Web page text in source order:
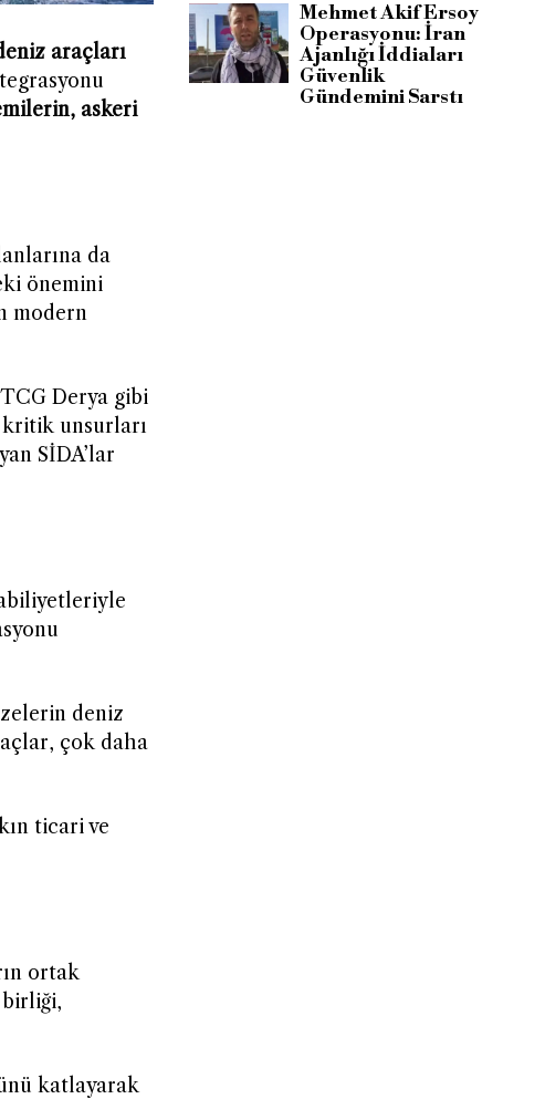
araçları
askeri
da
önemini
modern
Derya gibi
kritik unsurları
SİDA’lar
deniz
çok daha
ticari ve
ortak
birliği,
katlayarak
Mehmet Akif Ersoy
Operasyonu: İran
Ajanlığı İddiaları
Güvenlik
Gündemini Sarstı